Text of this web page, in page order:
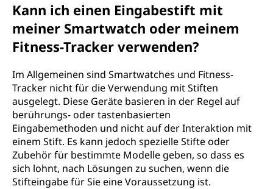
Kann ich einen Eingabestift mit
meiner Smartwatch oder meinem
Fitness-Tracker verwenden?
Im Allgemeinen sind Smartwatches und Fitness-
Tracker nicht für die Verwendung mit Stiften
ausgelegt. Diese Geräte basieren in der Regel auf
berührungs- oder tastenbasierten
Eingabemethoden und nicht auf der Interaktion mit
einem Stift. Es kann jedoch spezielle Stifte oder
Zubehör für bestimmte Modelle geben, so dass es
sich lohnt, nach Lösungen zu suchen, wenn die
Stifteingabe für Sie eine Voraussetzung ist.